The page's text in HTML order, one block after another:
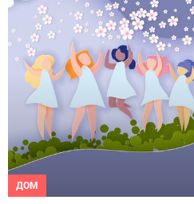
ДОМ